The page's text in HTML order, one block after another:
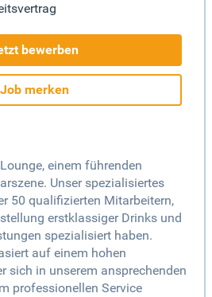
bewerben
Job merken
einem führenden
Unser spezialisiertes
50 qualifizierten Mitarbeitern,
erstklassiger Drinks und
spezialisiert haben.
auf einem hohen
sich in unserem ansprechenden
professionellen Service